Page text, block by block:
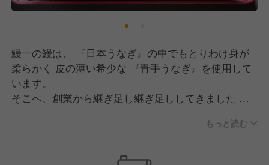
鰻一の鰻は、 『日本うなぎ』の中でもとりわけ身が
柔らかく 皮の薄い希少な 『青手うなぎ』を使用して
います。
そこへ、創業から継ぎ足し継ぎ足ししてきました 伝
わり、 長年継ぎ足しで使い込む事により更に奥深い
備長炭の強い火力で、じっくりと焼き上げる鰻は、外
もっと読む